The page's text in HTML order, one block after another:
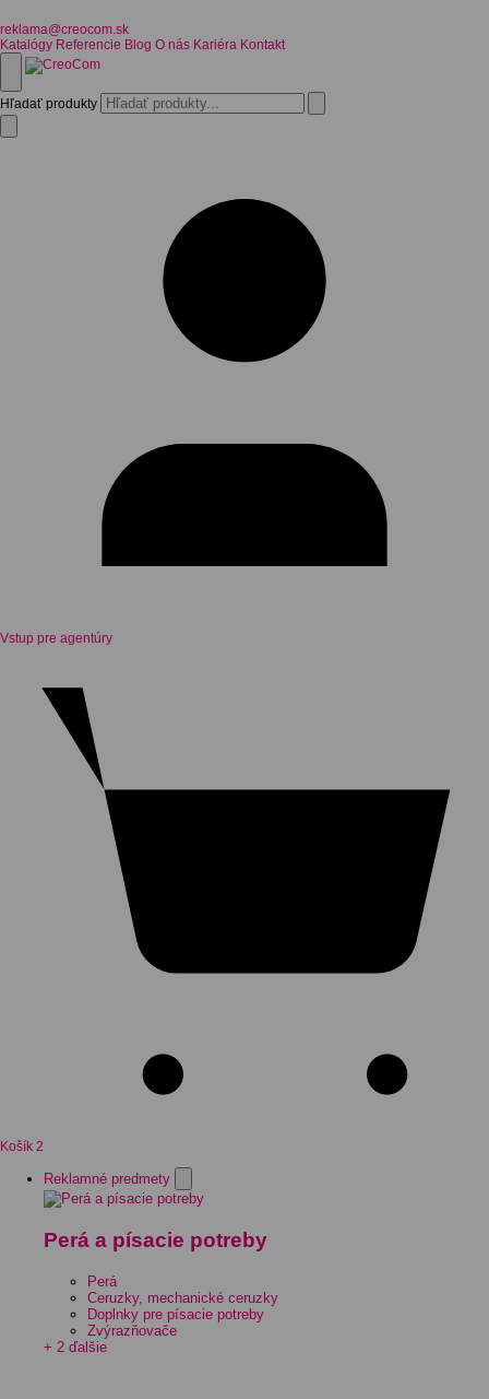
reklama@creocom.sk
Katalógy Referencie Blog O nás Kariéra Kontakt
Hľadať produkty
Vstup pre agentúry
Košík 2
Reklamné predmety
Perá a písacie potreby
Perá
Ceruzky, mechanické ceruzky
Doplnky pre písacie potreby
Zvýrazňovače
+ 2 ďalšie